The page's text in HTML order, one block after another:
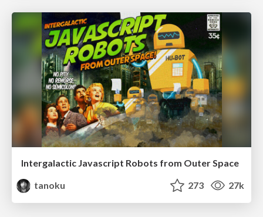
Intergalactic Javascript Robots from Outer Space
tanoku
273 27k